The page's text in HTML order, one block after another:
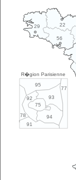
R�gion Parisienne
77
78
91
95
93
75
94
92
22
29
56